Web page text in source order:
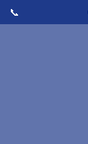
📞